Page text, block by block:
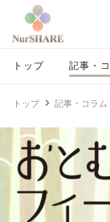
トップ 記事・
トップ 記事・コラム